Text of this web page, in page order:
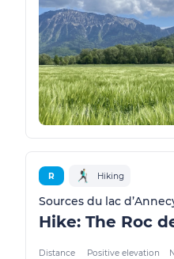
R Hiking
Sources du lac
Hike: The Roc
Distance Positive elevation